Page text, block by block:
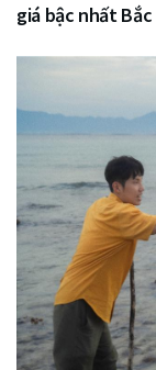
giá bậc nhất Bắc